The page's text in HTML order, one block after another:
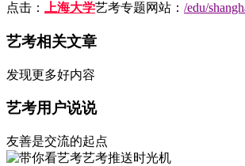
点击：
上海大学艺考专题网站： /edu/
艺考相关文章
发现更多好内容
艺考用户说说
友善是交流的起点
艺考推送时光机